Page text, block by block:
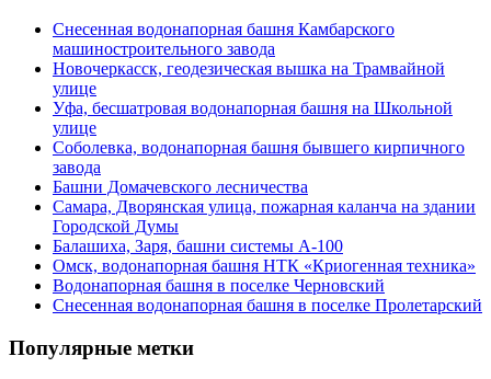
Снесенная водонапорная башня Камбарского
машиностроительного завода
Новочеркасск, геодезическая вышка на Трамвайной
улице
Уфа, бесшатровая водонапорная башня на Школьной
улице
Соболевка, водонапорная башня бывшего кирпичного
завода
Башни Домачевского лесничества
Самара, Дворянская улица, пожарная каланча на здании
Городской Думы
Балашиха, Заря, башни системы А-100
Омск, водонапорная башня НТК «Криогенная техника»
Водонапорная башня в поселке Черновский
Снесенная водонапорная башня в поселке Пролетарский
Популярные метки